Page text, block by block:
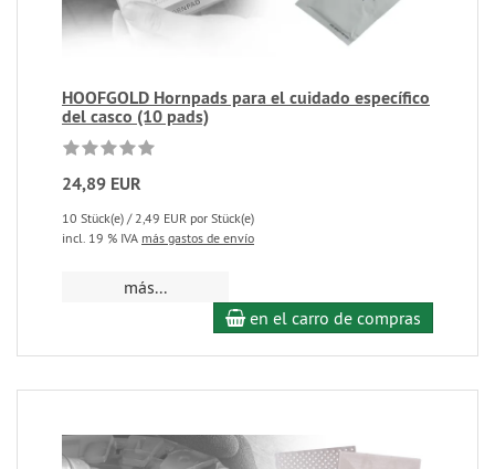
HOOFGOLD Hornpads para el cuidado específico
del casco (10 pads)
24,89 EUR
10 Stück(e) / 2,49 EUR por Stück(e)
incl. 19 % IVA más gastos de envío
más...
en el carro de compras